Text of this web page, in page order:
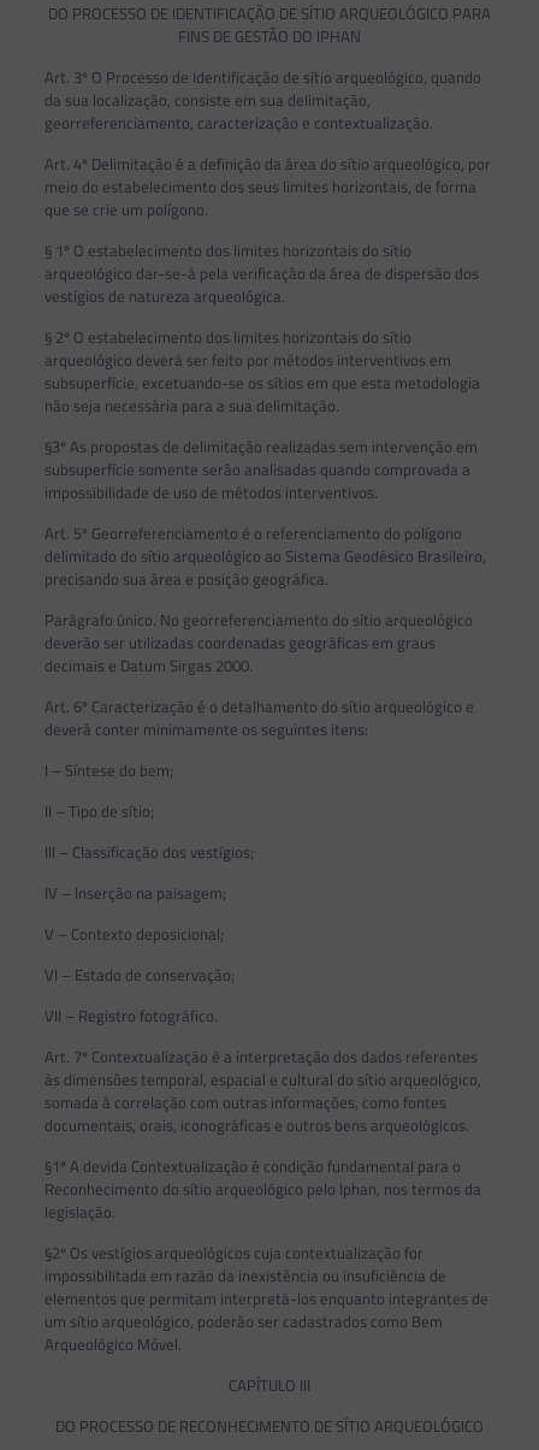
DO PROCESSO DE IDENTIFICAÇÃO DE SÍTIO ARQUEOLÓGICO PARA
FINS DE GESTÃO DO IPHAN
Art. 3º O Processo de Identificação de sítio arqueológico, quando
da sua localização, consiste em sua delimitação,
georreferenciamento, caracterização e contextualização.
Art. 4º Delimitação é a definição da área do sítio arqueológico, por
meio do estabelecimento dos seus limites horizontais, de forma
que se crie um polígono.
§ 1º O estabelecimento dos limites horizontais do sítio
arqueológico dar-se-á pela verificação da área de dispersão dos
vestígios de natureza arqueológica.
§ 2º O estabelecimento dos limites horizontais do sítio
arqueológico deverá ser feito por métodos interventivos em
subsuperfície, excetuando-se os sítios em que esta metodologia
não seja necessária para a sua delimitação.
§3º As propostas de delimitação realizadas sem intervenção em
subsuperfície somente serão analisadas quando comprovada a
impossibilidade de uso de métodos interventivos.
Art. 5º Georreferenciamento é o referenciamento do polígono
delimitado do sítio arqueológico ao Sistema Geodésico Brasileiro,
precisando sua área e posição geográfica.
Parágrafo único. No georreferenciamento do sítio arqueológico
deverão ser utilizadas coordenadas geográficas em graus
decimais e Datum Sirgas 2000.
Art. 6º Caracterização é o detalhamento do sítio arqueológico e
deverá conter minimamente os seguintes itens:
I – Síntese do bem;
II – Tipo de sítio;
III – Classificação dos vestígios;
IV – Inserção na paisagem;
V – Contexto deposicional;
VI – Estado de conservação;
VII – Registro fotográfico.
Art. 7º Contextualização é a interpretação dos dados referentes
às dimensões temporal, espacial e cultural do sítio arqueológico,
somada à correlação com outras informações, como fontes
documentais, orais, iconográficas e outros bens arqueológicos.
§1º A devida Contextualização é condição fundamental para o
Reconhecimento do sítio arqueológico pelo Iphan, nos termos da
legislação.
§2º Os vestígios arqueológicos cuja contextualização for
impossibilitada em razão da inexistência ou insuficiência de
elementos que permitam interpretá-los enquanto integrantes de
um sítio arqueológico, poderão ser cadastrados como Bem
Arqueológico Móvel.
CAPÍTULO III
DO PROCESSO DE RECONHECIMENTO DE SÍTIO ARQUEOLÓGICO